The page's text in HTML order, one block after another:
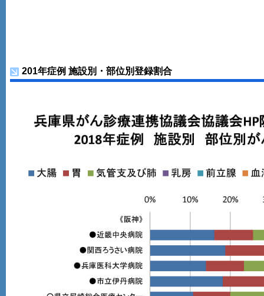
201年症例 施設別・部位別登録割合